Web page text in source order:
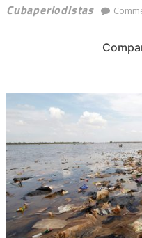
Cubaperiodistas